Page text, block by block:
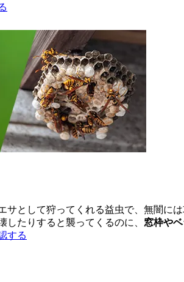
サとして狩ってくれる益虫で、無闇に
したりすると襲ってくるのに、 窓枠や
する